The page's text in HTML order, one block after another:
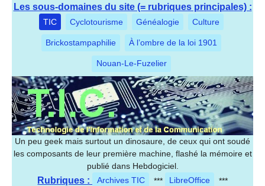
Les sous-domaines du site (= rubriques principales) :
TIC Cyclotourisme Généalogie Culture
Brickostampaphilie À l’ombre de la loi 1901
Nouan-Le-Fuzelier
Un peu geek mais surtout un dinosaure, de ceux qui ont soudé
les composants de leur première machine, flashé la mémoire et
publié dans Hebdogiciel.
Rubriques : Archives TIC *** LibreOffice ***